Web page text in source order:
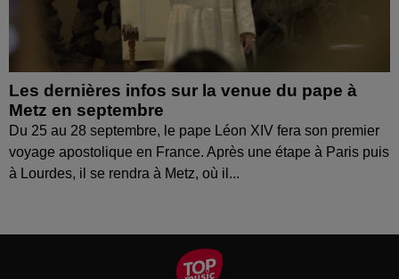
Les dernières infos sur la venue du pape à
Metz en septembre
Du 25 au 28 septembre, le pape Léon XIV fera son premier
voyage apostolique en France. Après une étape à Paris puis
à Lourdes, il se rendra à Metz, où il...